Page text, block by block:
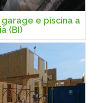
e piscina a
(BI)